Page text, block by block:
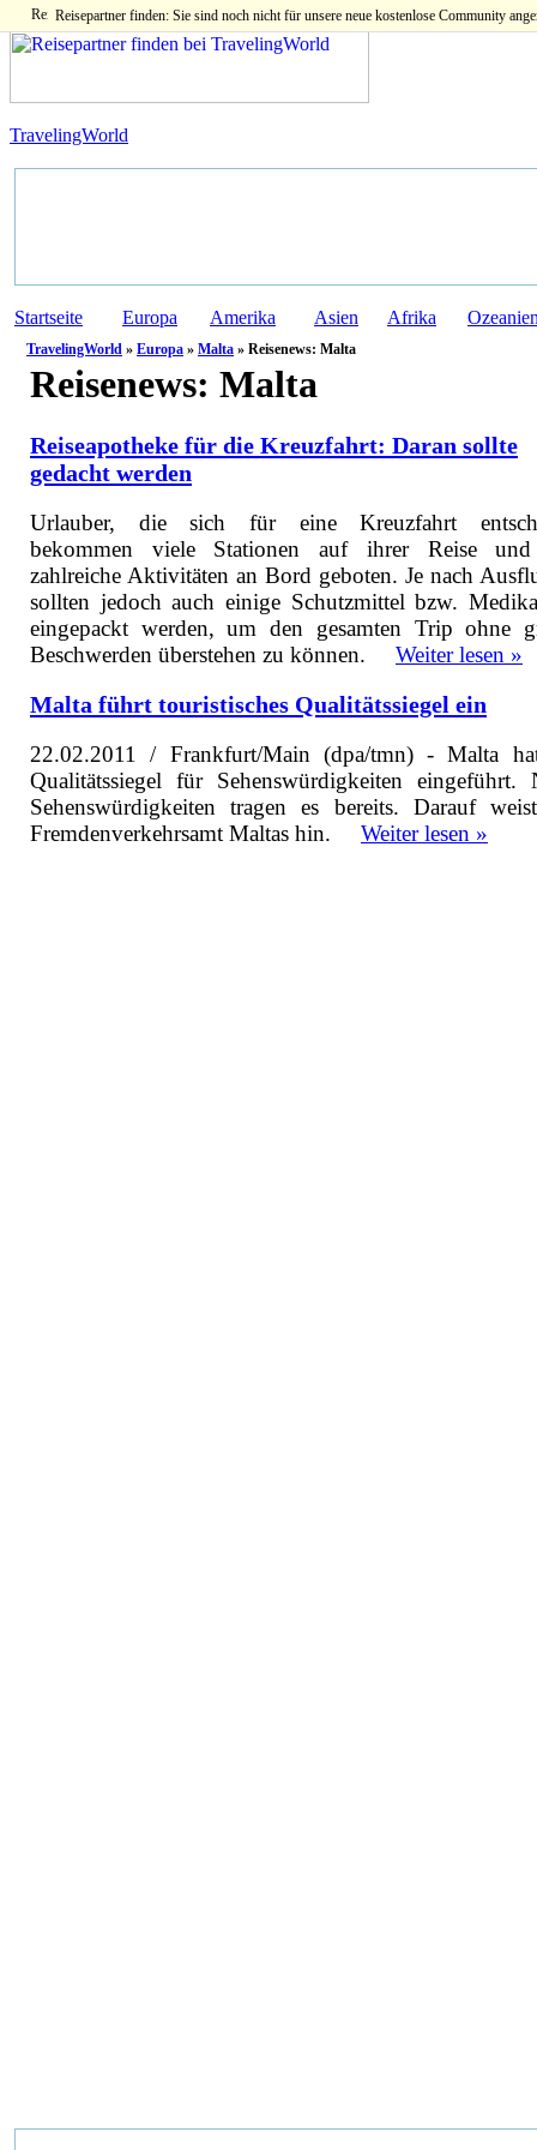
Reisepartner finden: Sie sind noch nicht für unsere neue kostenlose Community
TravelingWorld
Startseite Europa Amerika Asien Afrika
TravelingWorld » Europa » Malta » Reisenews: Malta
Reisenews: Malta
Reiseapotheke für die Kreuzfahrt: Daran sollte
gedacht werden
Urlauber, die sich für eine Kreuzfahrt
bekommen viele Stationen auf ihrer Reise
zahlreiche Aktivitäten an Bord geboten. Je nach
sollten jedoch auch einige Schutzmittel bzw.
eingepackt werden, um den gesamten Trip ohne
Beschwerden überstehen zu können.
Weiter lesen »
Malta führt touristisches Qualitätssiegel ein
22.02.2011 / Frankfurt/Main (dpa/tmn) - Malta
Qualitätssiegel für Sehenswürdigkeiten eingeführt.
Sehenswürdigkeiten tragen es bereits. Darauf
Fremdenverkehrsamt Maltas hin.
Weiter lesen »